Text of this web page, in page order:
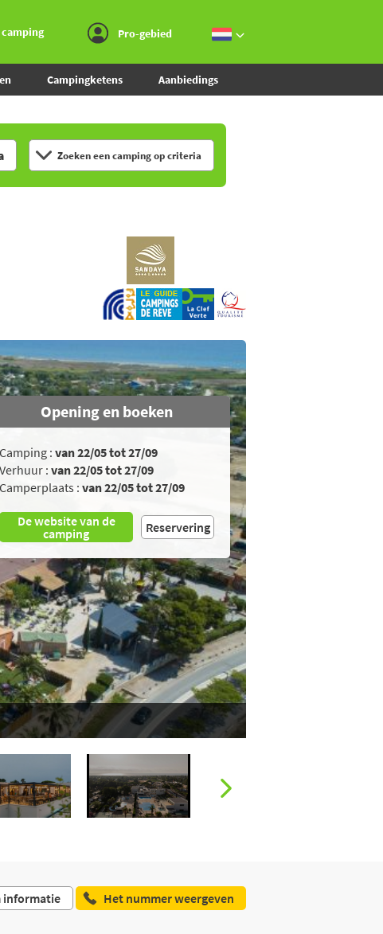
Pro-gebied
Campingketens Aanbiedings
Zoeken een camping op criteria
Opening en boeken
Camping : van 22/05 tot 27/09
Verhuur : van 22/05 tot 27/09
Camperplaats : van 22/05 tot 27/09
De website van de
camping
Reservering
informatie Het nummer weergeven